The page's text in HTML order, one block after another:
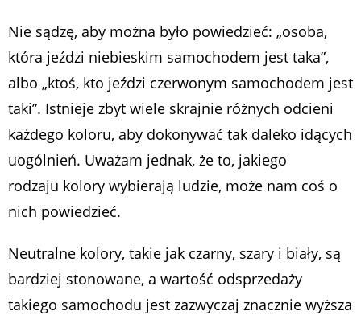
Nie sądzę, aby można było powiedzieć: „osoba,
która jeździ niebieskim samochodem jest taka”,
albo „ktoś, kto jeździ czerwonym samochodem jest
taki”. Istnieje zbyt wiele skrajnie różnych odcieni
każdego koloru, aby dokonywać tak daleko idących
uogólnień. Uważam jednak, że to, jakiego
rodzaju kolory wybierają ludzie, może nam coś o
nich powiedzieć.
Neutralne kolory, takie jak czarny, szary i biały, są
bardziej stonowane, a wartość odsprzedaży
takiego samochodu jest zazwyczaj znacznie wyższa